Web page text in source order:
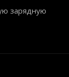
зарядную